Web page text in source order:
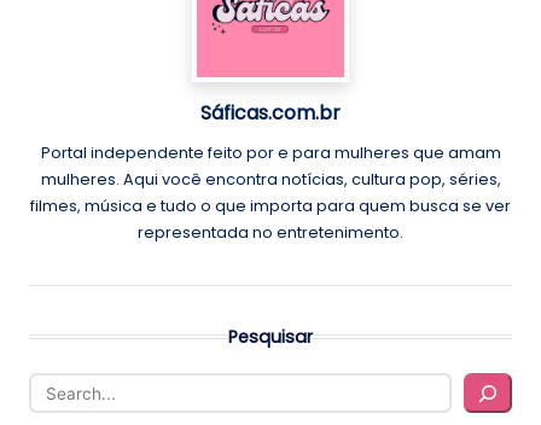
Sáficas.com.br
Portal independente feito por e para mulheres que amam
mulheres. Aqui você encontra notícias, cultura pop, séries,
filmes, música e tudo o que importa para quem busca se ver
representada no entretenimento.
Pesquisar